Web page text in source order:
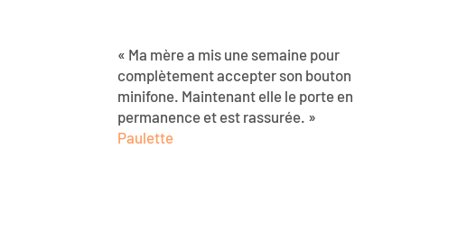
« Ma mère a mis une semaine pour
complètement accepter son bouton
minifone. Maintenant elle le porte en
permanence et est rassurée. »
Paulette